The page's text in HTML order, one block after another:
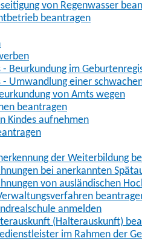
von Regenwasser
beantragen
Beurkundung im
Umwandlung einer
von Amts wegen
beantragen
Kindes aufnehmen
der Weiterbildung
bei anerkannten
von ausländischen
anmelden
(Halterauskunft)
im Rahmen der